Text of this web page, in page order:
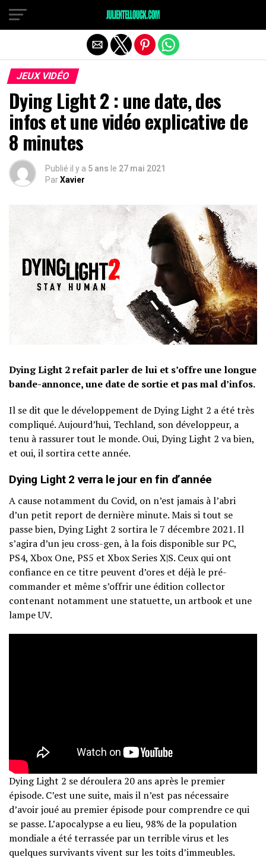
JEUX VIDÉO
Dying Light 2 : une date, des
infos et une vidéo explicative de
8 minutes
Publié il y a 5 ans le 27 mai 2021
ParXavier
Dying Light 2 refait parler de lui et s’offre une longue
bande-annonce, une date de sortie et pas mal d’infos.
Il se dit que le développement de Dying Light 2 a été très
compliqué. Aujourd’hui, Techland, son développeur, a
tenu à rassurer tout le monde. Oui, Dying Light 2 va bien,
et oui, il sortira cette année.
Dying Light 2 verra le jour en fin d’année
A cause notamment du Covid, on n’est jamais à l’abri
d’un petit report de dernière minute. Mais si tout se
passe bien, Dying Light 2 sortira le 7 décembre 2021. Il
s’agira d’un jeu cross-gen, à la fois disponible sur PC,
PS4, Xbox One, PS5 et Xbox Series X|S. Ceux qui ont
confiance en ce titre peuvent d’ores et déjà le pré-
commander et même s’offrir une édition collector
contenant notamment une statuette, un artbook et une
lampe UV.
Dying Light 2 se déroulera 20 ans après le premier
épisode. C’est une suite, mais il n’est pas nécessaire
d’avoir joué au premier épisode pour comprendre ce qui
se passe. L’apocalypse a eu lieu, 98% de la population
mondiale a été terrassée par un terrible virus et les
quelques survivants vivent sur les toits d’immeubles.